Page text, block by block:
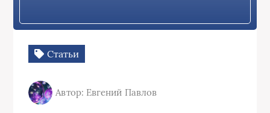
Статьи
Автор: Евгений Павлов